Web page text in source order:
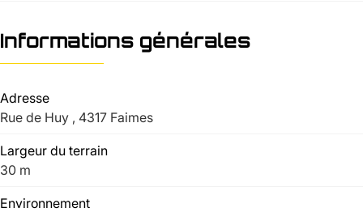
Informations générales
Adresse
Rue de Huy , 4317 Faimes
Largeur du terrain
30 m
Environnement